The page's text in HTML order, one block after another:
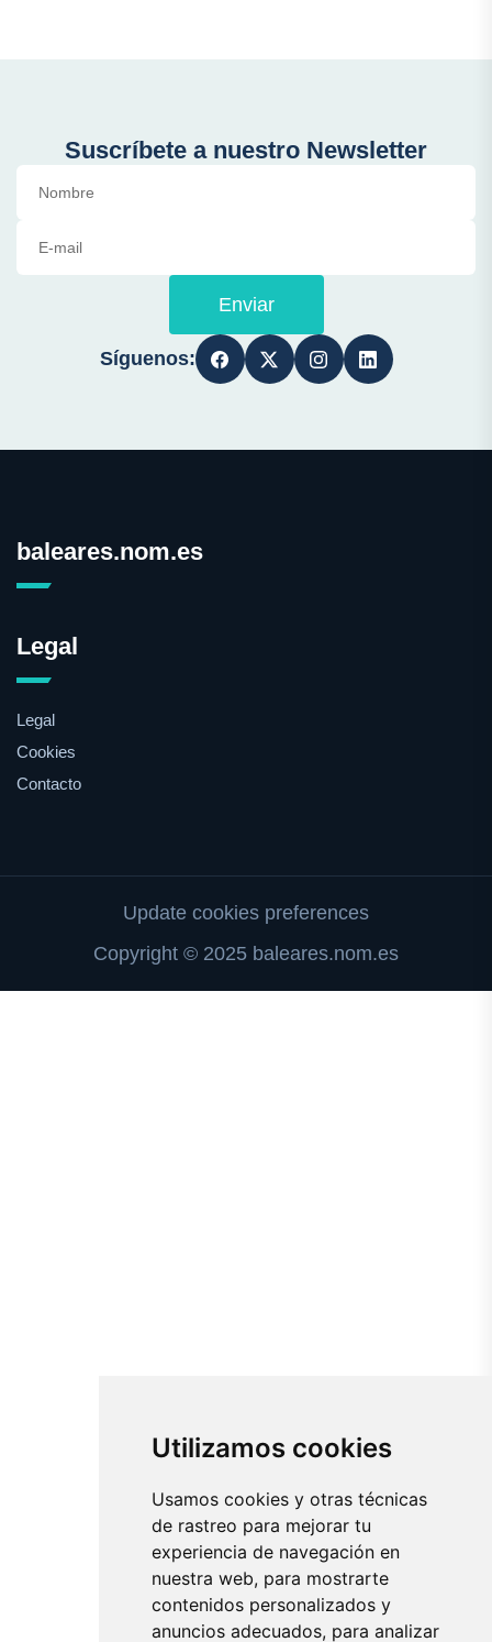
Utilizamos cookies
Usamos cookies y otras técnicas
de rastreo para mejorar tu
experiencia de navegación en
nuestra web, para mostrarte
contenidos personalizados y
anuncios adecuados, para analizar
Suscríbete a nuestro Newsletter
Enviar
Síguenos:
baleares.nom.es
Legal
Legal
Cookies
Contacto
Update cookies preferences
Copyright © 2025 baleares.nom.es